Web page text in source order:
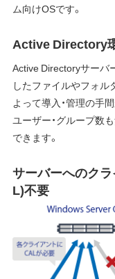
ム向けOSです。
Active Directory
Active Directoryサーバ
したファイルやフォル
よって導入・管理の手
ユーザー・グループ数
できます。
サーバーへのク
L)不要